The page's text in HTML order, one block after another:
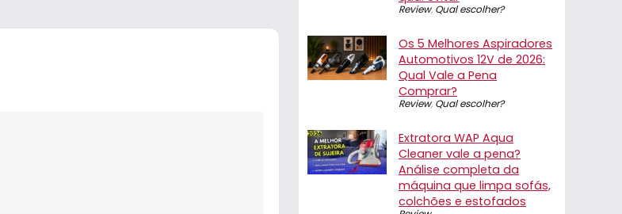
Review, Qual escolher?
Os 5 Melhores Aspiradores
Automotivos 12V de 2026:
Qual Vale a Pena
Comprar?
Review, Qual escolher?
Extratora WAP Aqua
Cleaner vale a pena?
Análise completa da
máquina que limpa sofás,
colchões e estofados